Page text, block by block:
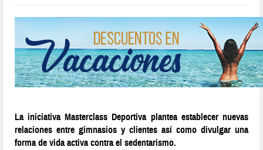
La iniciativa Masterclass Deportiva plantea establecer nuevas
relaciones entre gimnasios y clientes así como divulgar una
forma de vida activa contra el sedentarismo.